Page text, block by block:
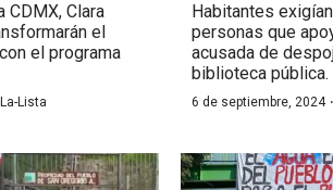
CDMX, Clara
el
el programa
Lista
Habitantes
personas que
acusada de
biblioteca pública.
6 de septiembre, 2024·